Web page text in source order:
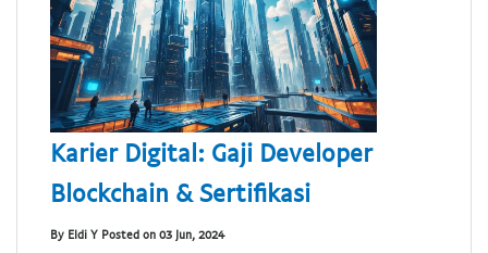
Karier Digital: Gaji Developer
Blockchain & Sertifikasi
By Eldi Y Posted on 03 Jun, 2024